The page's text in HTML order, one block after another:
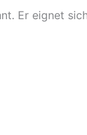
Er eignet